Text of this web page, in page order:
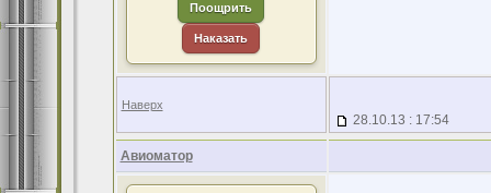
Поощрить
Наказать
Наверх
28.10.13 : 17:54
Авиоматор